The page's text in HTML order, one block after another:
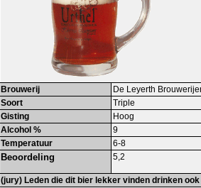
Brouwerij
De Leyerth
Soort
Triple
Gisting
Hoog
Alcohol %
9
Temperatuur
6-8
Beoordeling 5,2
(jury) Leden die dit bier lekker vinden drinken